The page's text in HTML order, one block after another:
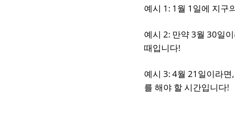
예시 1: 1월 1일에 지구
예시 2: 만약 3월 30일
때입니다!
예시 3: 4월 21일이라
를 해야 할 시간입니다!